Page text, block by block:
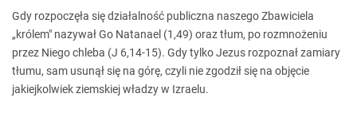
Gdy rozpoczęła się działalność publiczna naszego Zbawiciela
„królem" nazywał Go Natanael (1,49) oraz tłum, po rozmnożeniu
przez Niego chleba (J 6,14-15). Gdy tylko Jezus rozpoznał zamiary
tłumu, sam usunął się na górę, czyli nie zgodził się na objęcie
jakiejkolwiek ziemskiej władzy w Izraelu.